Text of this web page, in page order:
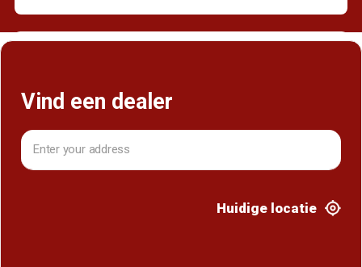
Vind een dealer
Huidige locatie